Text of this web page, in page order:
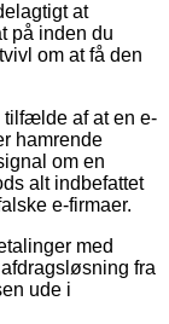
at
på inden du
om at få den
tilfælde af at en e-
hamrende
om en
alt indbefattet
e-firmaer.
med
fra
ude i